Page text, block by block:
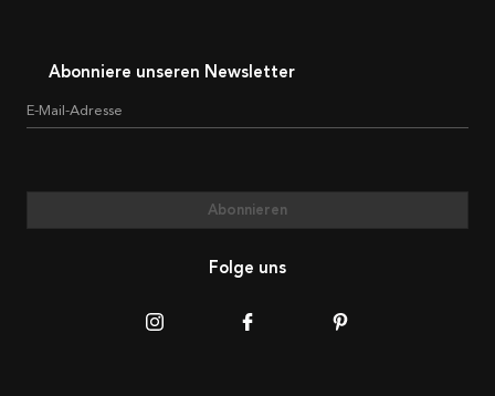
Abonniere unseren Newsletter
E-Mail-Adresse
Abonnieren
Folge uns